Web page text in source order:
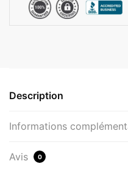
Description
Informations
Avis 0